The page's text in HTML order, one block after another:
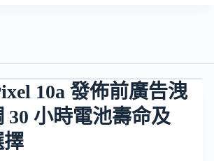
10a 發佈前廣告洩
30 小時電池壽命及
擇